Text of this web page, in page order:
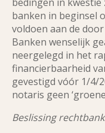
bedingen in
banken in beginsel
voldoen aan de
Banken wenselijk
neergelegd in het
financierbaarheid
gevestigd vóór 1/4/
notaris geen
Beslissing rechtbank